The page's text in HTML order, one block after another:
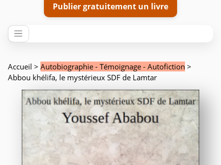
Publier gratuitement un livre
Accueil > Autobiographie - Témoignage - Autofiction >
Abbou khélifa, le mystérieux SDF de Lamtar